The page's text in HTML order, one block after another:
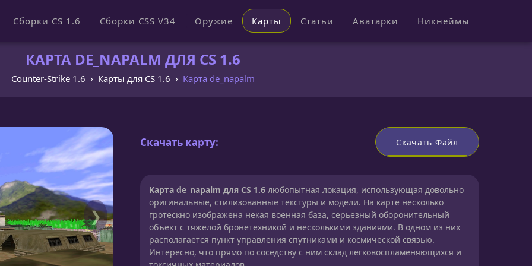
Сборки CS 1.6 Сборки CSS V34 Оружие Карты Статьи Аватарки Никнеймы
КАРТА DE_NAPALM ДЛЯ CS 1.6
Counter-Strike 1.6 Карты для CS 1.6 Карта de_napalm
❯
Скачать карту: Скачать Файл
Карта de_napalm для CS 1.6 любопытная локация, использующая довольно
оригинальные, стилизованные текстуры и модели. На карте несколько
гротескно изображена некая военная база, серьезный оборонительный
объект с тяжелой бронетехникой и несколькими зданиями. В одном из них
располагается пункт управления спутниками и космической связью.
Интересно, что прямо по соседству с ним склад легковоспламеняющихся и